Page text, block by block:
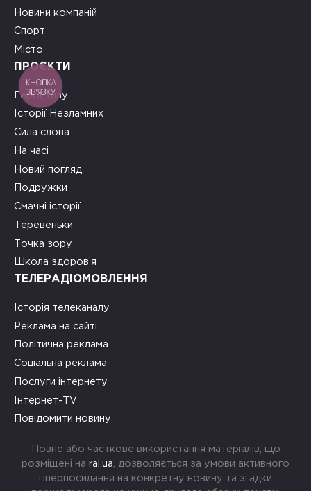
Новини компаній
Спорт
Місто
ПРОЄКТИ
Герої тилу
Історії Незламних
Сила слова
На часі
Новий погляд
Подружки
Смачні історії
Теревеньки
Точка зору
Школа здоров’я
ТЕЛЕРАДІОМОВЛЕННЯ
Історія телеканалу
Реклама на сайті
Політична реклама
Соціальна реклама
Послуги інтернету
Інтернет-TV
Повідомити новину
Повне або часткове використання матеріалів, що
розміщені на rai.ua , дозволяється за умови активного
гіперпосилання на конкретну новину та згадки
КНОПКА
ЗВ'ЯЗКУ